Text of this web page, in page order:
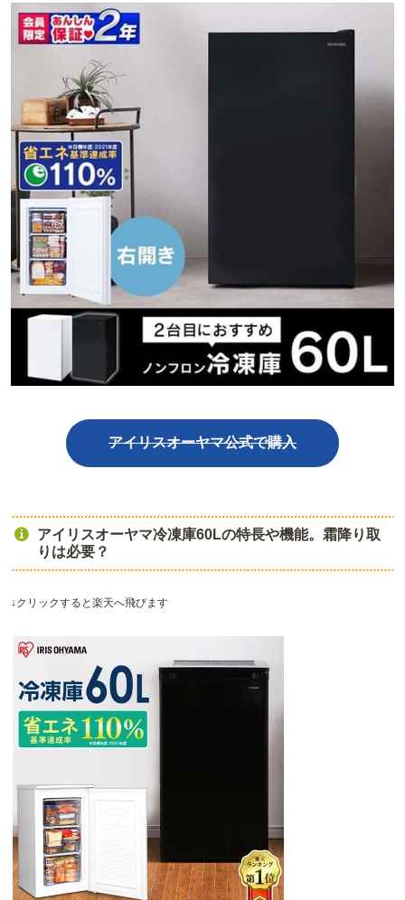
アイリスオーヤマ公式で購入
アイリスオーヤマ冷凍庫60Lの特長や機能。霜降り取
りは必要？
↓クリックすると楽天へ飛びます